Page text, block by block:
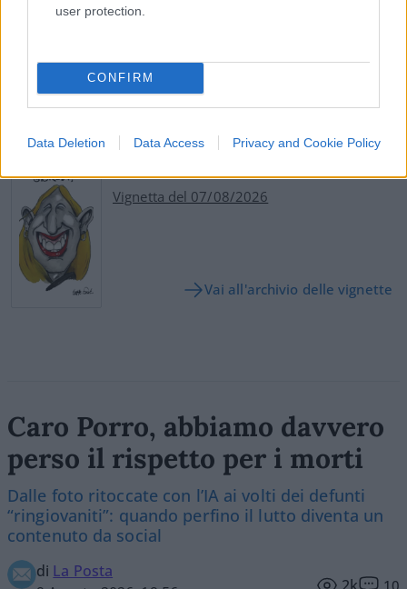
user protection.
CONFIRM
Data Deletion Data Access Privacy and Cookie Policy
#ENRICO LETTA #MOVIMENTO 5 STELLE
Leggi i commenti
Vignetta del 07/08/2026
Vai all'archivio delle vignette
Caro Porro, abbiamo davvero
perso il rispetto per i morti
Dalle foto ritoccate con l’IA ai volti dei defunti
“ringiovaniti”: quando perfino il lutto diventa un
contenuto da social
di La Posta